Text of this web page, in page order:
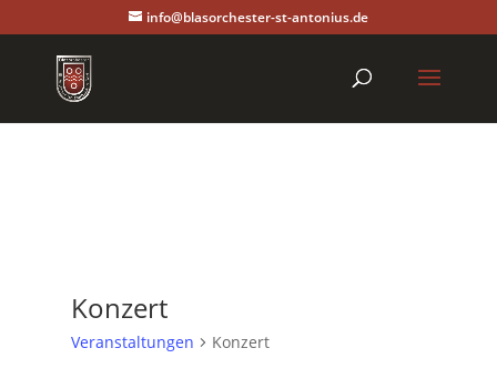
info@blasorchester-st-antonius.de
Konzert
Veranstaltungen Konzert